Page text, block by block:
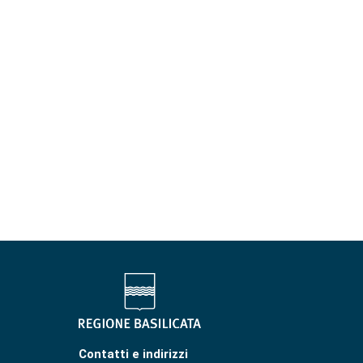
Contatti e indirizzi